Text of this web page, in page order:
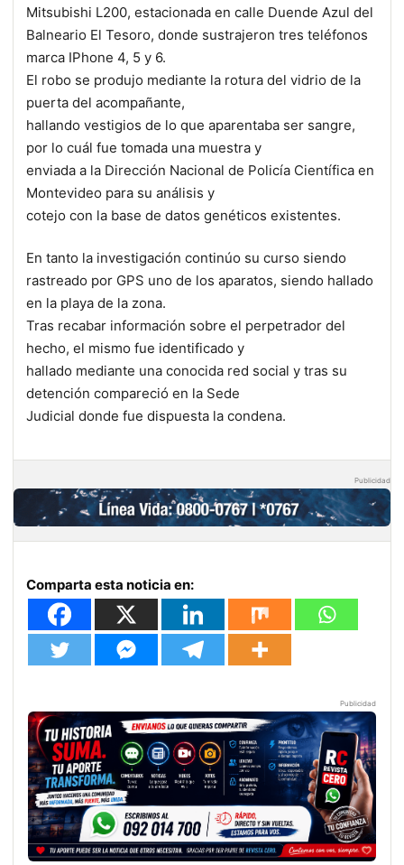
Mitsubishi L200, estacionada en calle Duende Azul del
Balneario El Tesoro, donde sustrajeron tres teléfonos
marca IPhone 4, 5 y 6.
El robo se produjo mediante la rotura del vidrio de la
puerta del acompañante,
hallando vestigios de lo que aparentaba ser sangre,
por lo cuál fue tomada una muestra y
enviada a la Dirección Nacional de Policía Científica en
Montevideo para su análisis y
cotejo con la base de datos genéticos existentes.
En tanto la investigación continúo su curso siendo
rastreado por GPS uno de los aparatos, siendo hallado
en la playa de la zona.
Tras recabar información sobre el perpetrador del
hecho, el mismo fue identificado y
hallado mediante una conocida red social y tras su
detención compareció en la Sede
Judicial donde fue dispuesta la condena.
Publicidad
Comparta esta noticia en:
Publicidad